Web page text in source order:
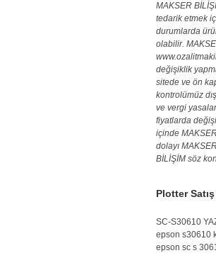
MAKSER
tedarik etmek
durumlarda
olabilir.
değişiklik
sitede ve ön
kontrolümüz
ve vergi
fiyatlarda
içinde
dolayı
BİLİŞİM söz
Plotter
SC-S30610
epson s30610
epson sc s